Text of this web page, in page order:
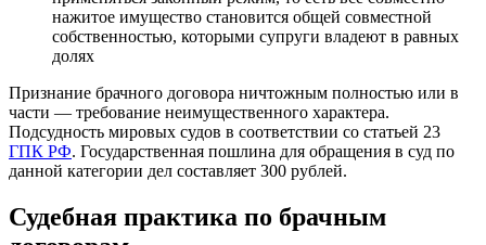
нажитое имущество становится общей совместной
собственностью, которыми супруги владеют в равных
долях
Признание брачного договора ничтожным полностью или в
части — требование неимущественного характера.
Подсудность мировых судов в соответствии со статьей 23
ГПК РФ. Государственная пошлина для обращения в суд по
данной категории дел составляет 300 рублей.
Судебная практика по брачным